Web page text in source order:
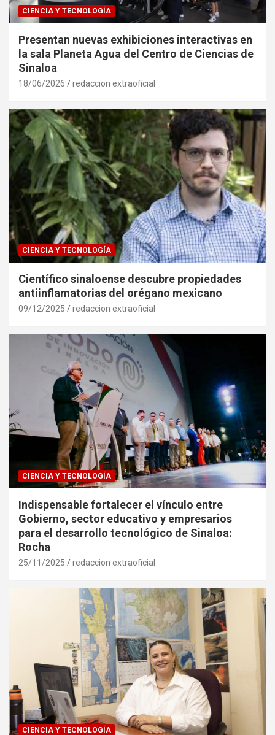
CIENCIA Y TECNOLOGÍA
Presentan nuevas exhibiciones interactivas en
la sala Planeta Agua del Centro de Ciencias de
Sinaloa
18/06/2026 redaccion extraoficial
CIENCIA Y TECNOLOGÍA
Científico sinaloense descubre propiedades
antiinflamatorias del orégano mexicano
09/12/2025 redaccion extraoficial
CIENCIA Y TECNOLOGÍA
Indispensable fortalecer el vínculo entre
Gobierno, sector educativo y empresarios
para el desarrollo tecnológico de Sinaloa:
Rocha
25/11/2025 redaccion extraoficial
CIENCIA Y TECNOLOGÍA